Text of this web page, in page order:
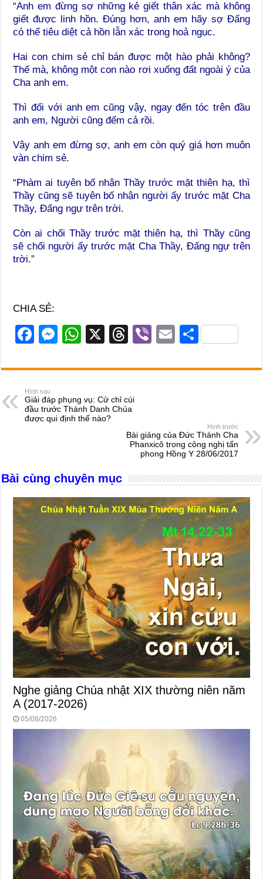
“Anh em đừng sợ những kẻ giết thân xác mà không
giết được linh hồn. Đúng hơn, anh em hãy sợ Đấng
có thể tiêu diệt cả hồn lẫn xác trong hoả ngục.
Hai con chim sẻ chỉ bán được một hào phải không?
Thế mà, không một con nào rơi xuống đất ngoài ý của
Cha anh em.
Thì đối với anh em cũng vậy, ngay đến tóc trên đầu
anh em, Người cũng đếm cả rồi.
Vậy anh em đừng sợ, anh em còn quý giá hơn muôn
vàn chim sẻ.
“Phàm ai tuyên bố nhận Thầy trước mặt thiên hạ, thì
Thầy cũng sẽ tuyên bố nhận người ấy trước mặt Cha
Thầy, Đấng ngự trên trời.
Còn ai chối Thầy trước mặt thiên hạ, thì Thầy cũng
sẽ chối người ấy trước mặt Cha Thầy, Đấng ngự trên
trời.”
CHIA SẺ:
F
c
e
b
o
M
ss
n
g
W
at
A
p
X
T
e
d
s
Vi
er
E
ail
S
ar
Hình sau
Giải đáp phụng vụ: Cử chỉ cúi
đầu trước Thánh Danh Chúa
được qui định thế nào?
Hình trước
Bài giảng của Đức Thánh Cha
Phanxicô trong công nghị tấn
phong Hồng Y 28/06/2017
Bài cùng chuyên mục
Nghe giảng Chúa nhật XIX thường niên năm
A (2017-2026)
05/08/2026